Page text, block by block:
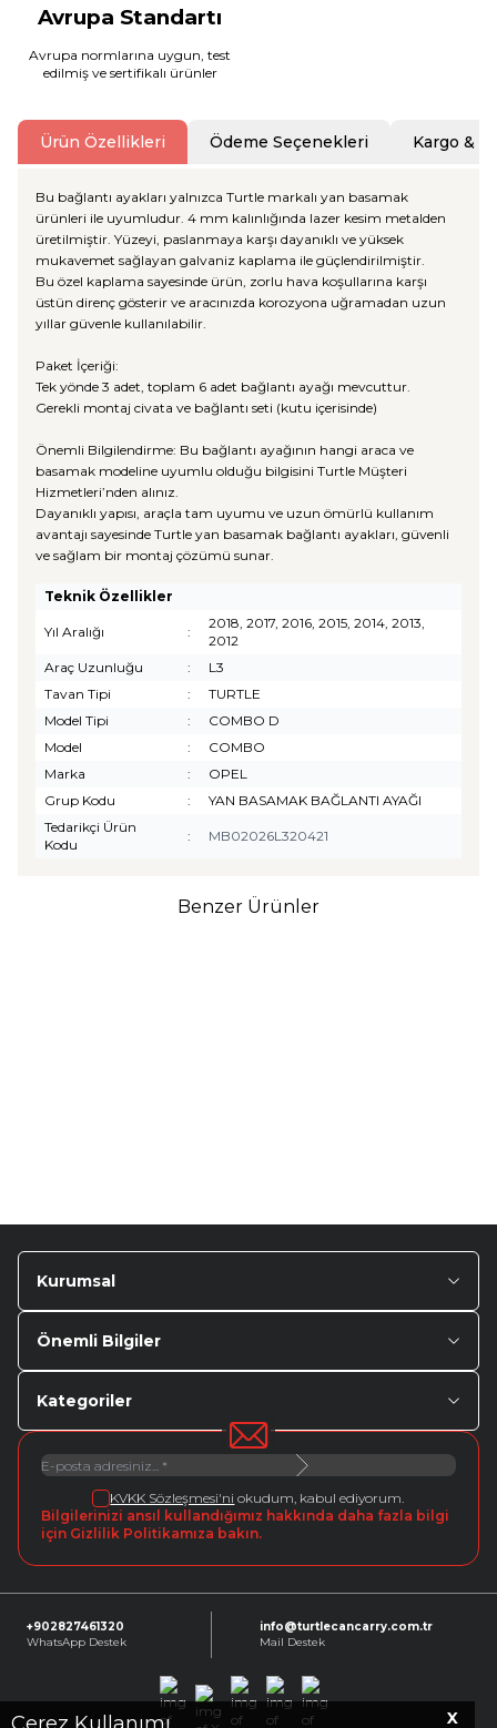
X
Avrupa Standartı
Avrupa normlarına uygun, test
edilmiş ve sertifikalı ürünler
Ürün Özellikleri Ödeme Seçenekleri Kargo &
Bu bağlantı ayakları yalnızca Turtle markalı yan basamak
ürünleri ile uyumludur. 4 mm kalınlığında lazer kesim metalden
üretilmiştir. Yüzeyi, paslanmaya karşı dayanıklı ve yüksek
mukavemet sağlayan galvaniz kaplama ile güçlendirilmiştir.
Bu özel kaplama sayesinde ürün, zorlu hava koşullarına karşı
üstün direnç gösterir ve aracınızda korozyona uğramadan uzun
yıllar güvenle kullanılabilir.
Paket İçeriği:
Tek yönde 3 adet, toplam 6 adet bağlantı ayağı mevcuttur.
Gerekli montaj civata ve bağlantı seti (kutu içerisinde)
Önemli Bilgilendirme: Bu bağlantı ayağının hangi araca ve
basamak modeline uyumlu olduğu bilgisini Turtle Müşteri
Hizmetleri’nden alınız.
Dayanıklı yapısı, araçla tam uyumu ve uzun ömürlü kullanım
avantajı sayesinde Turtle yan basamak bağlantı ayakları, güvenli
ve sağlam bir montaj çözümü sunar.
Teknik Özellikler
Yıl Aralığı :
2018, 2017, 2016, 2015, 2014, 2013,
2012
Araç Uzunluğu
:
L3
Tavan Tipi
:
TURTLE
Model Tipi
:
COMBO D
Model
:
COMBO
Marka
:
OPEL
Grup Kodu
:
YAN BASAMAK BAĞLANTI AYAĞI
Tedarikçi Ürün
Kodu
: MB02026L320421
Benzer Ürünler
Kurumsal
Önemli Bilgiler
Kategoriler
KVKK Sözleşmesi'ni okudum, kabul ediyorum.
Bilgilerinizi ansıl kullandığımız hakkında daha fazla bilgi
için Gizlilik Politikamıza bakın.
+902827461320
WhatsApp Destek
info@turtlecancarry.com.tr
Mail Destek
Facebook
X InstagramYoutube